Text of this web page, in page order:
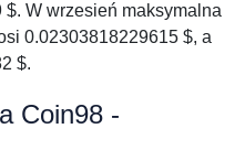
W wrzesień maksymalna
0.02303818229615 $, a
$.
Coin98 -